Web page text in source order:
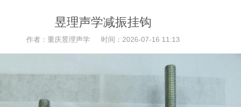
昱理声学减振挂钩
作者：重庆昱理声学 时间：2026-07-16 11:13